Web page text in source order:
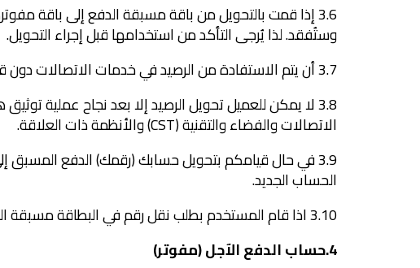
3.6 إذا قمت بالتحويل من باقة مسبقة الدفع إلى باقة
وستُفقد. لذا يُرجى التأكد من استخدامها قبل إجراء التحويل.
3.7 أن يتم الاستفادة من الرصيد في خدمات الاتصالات دون قابلية تحويله إلى نقد أو استخدامه في تحويلات المدفوعات المالية.
3.8 لا يمكن للعميل تحويل الرصيد إلا بعد نجاح عملية
الاتصالات والفضاء والتقنية (CST) والأنظمة ذات العلاقة.
3.9 في حال قيامكم بتحويل حسابك (رقمك) الدفع
الحساب الجديد.
3.10 اذا قام المستخدم بطلب نقل رقم في البطاقة مسبقة الدفع، سيفقد المستخدم الرصيد إن لم يتم استهلاكه من قبل المستخدم قبل عملية نقل الرقم.
4.حساب الدفع الآجل (مفوتر)